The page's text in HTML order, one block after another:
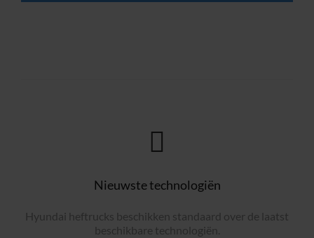
Nieuwste technologiën
Hyundai heftrucks beschikken standaard over de laatst
beschikbare technologiën.